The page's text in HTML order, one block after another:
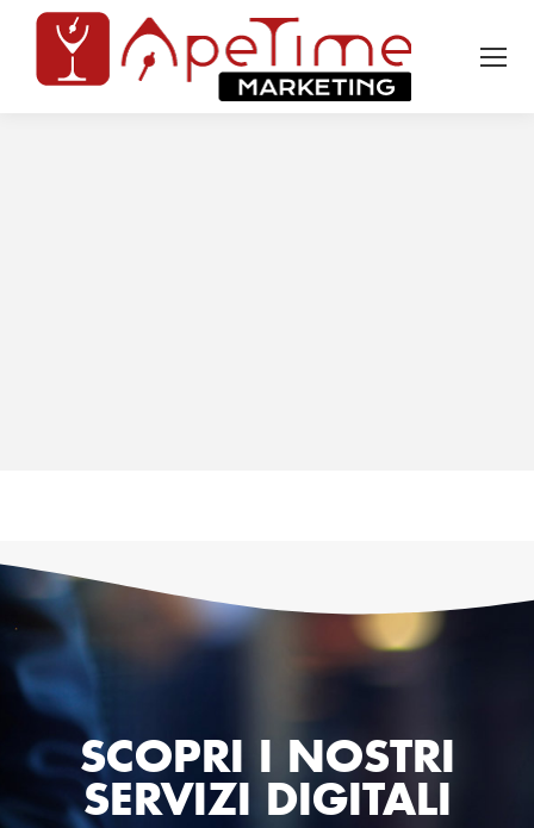
SCOPRI I NOSTRI
SERVIZI DIGITALI